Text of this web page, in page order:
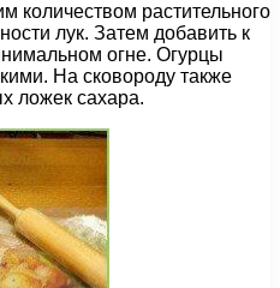
количеством растительного
лук. Затем добавить к
огне. Огурцы
На сковороду также
ложек сахара.